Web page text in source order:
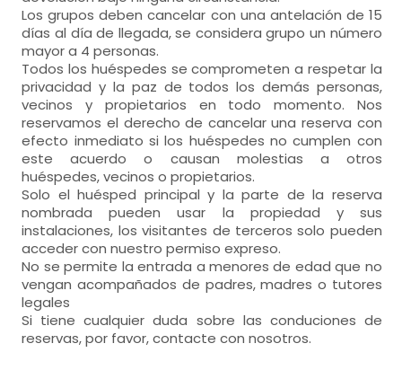
Los grupos deben cancelar con una antelación de 15
días al día de llegada, se considera grupo un número
mayor a 4 personas.
Todos los huéspedes se comprometen a respetar la
privacidad y la paz de todos los demás personas,
vecinos y propietarios en todo momento. Nos
reservamos el derecho de cancelar una reserva con
efecto inmediato si los huéspedes no cumplen con
este acuerdo o causan molestias a otros
huéspedes, vecinos o propietarios.
Solo el huésped principal y la parte de la reserva
nombrada pueden usar la propiedad y sus
instalaciones, los visitantes de terceros solo pueden
acceder con nuestro permiso expreso.
No se permite la entrada a menores de edad que no
vengan acompañados de padres, madres o tutores
legales
Si tiene cualquier duda sobre las conduciones de
reservas, por favor, contacte con nosotros.